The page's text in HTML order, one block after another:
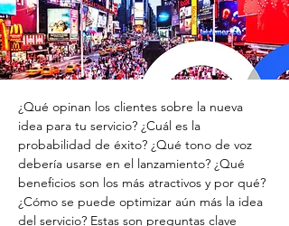
¿Qué opinan los clientes sobre la nueva
idea para tu servicio? ¿Cuál es la
probabilidad de éxito? ¿Qué tono de voz
debería usarse en el lanzamiento? ¿Qué
beneficios son los más atractivos y por qué?
¿Cómo se puede optimizar aún más la idea
del servicio? Estas son preguntas clave